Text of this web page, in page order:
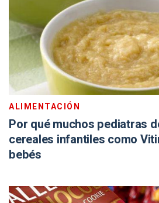
ALIMENTACIÓN
Por qué muchos pediatras
cereales infantiles como
bebés